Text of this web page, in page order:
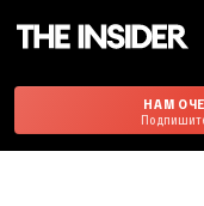
НАМ